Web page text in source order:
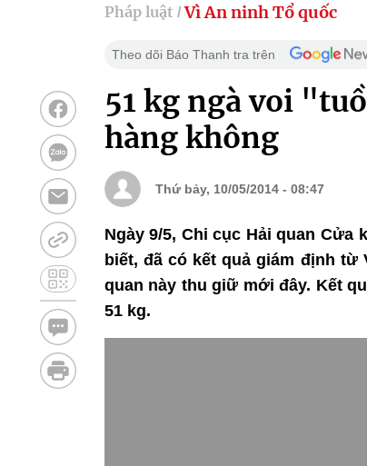
Pháp luật / Vì An ninh Tổ quốc
Theo dõi Báo Thanh tra trên
51 kg ngà voi
hàng không
Thứ bảy, 10/05/2014 - 08:47
Ngày 9/5, Chi cục Hải quan Cửa
biết, đã có kết quả giám định từ
quan này thu giữ mới đây. Kết
51 kg.